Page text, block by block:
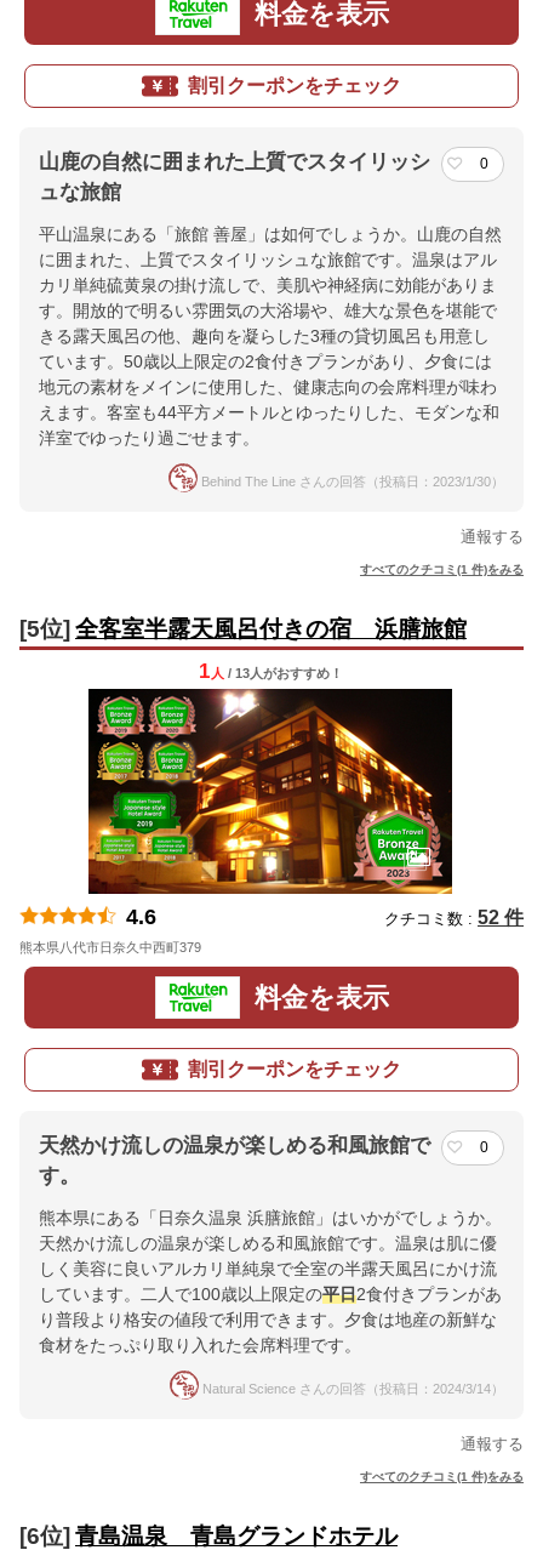
料金を表示
割引クーポンをチェック
山鹿の自然に囲まれた上質でスタイリッシ
ュな旅館
0
平山温泉にある「旅館 善屋」は如何でしょうか。山鹿の自然
に囲まれた、上質でスタイリッシュな旅館です。温泉はアル
カリ単純硫黄泉の掛け流しで、美肌や神経病に効能がありま
す。開放的で明るい雰囲気の大浴場や、雄大な景色を堪能で
きる露天風呂の他、趣向を凝らした3種の貸切風呂も用意し
ています。50歳以上限定の2食付きプランがあり、夕食には
地元の素材をメインに使用した、健康志向の会席料理が味わ
えます。客室も44平方メートルとゆったりした、モダンな和
洋室でゆったり過ごせます。
Behind The Line さんの回答（投稿日：2023/1/30）
通報する
すべてのクチコミ(1 件)をみる
[5位] 全客室半露天風呂付きの宿 浜膳旅館
1 人 / 13人がおすすめ！
4.6 クチコミ数 : 52 件
熊本県八代市日奈久中西町379
料金を表示
割引クーポンをチェック
天然かけ流しの温泉が楽しめる和風旅館で
す。
0
熊本県にある「日奈久温泉 浜膳旅館」はいかがでしょうか。
天然かけ流しの温泉が楽しめる和風旅館です。温泉は肌に優
しく美容に良いアルカリ単純泉で全室の半露天風呂にかけ流
しています。二人で100歳以上限定の平日2食付きプランがあ
り普段より格安の値段で利用できます。夕食は地産の新鮮な
食材をたっぷり取り入れた会席料理です。
Natural Science さんの回答（投稿日：2024/3/14）
通報する
すべてのクチコミ(1 件)をみる
[6位] 青島温泉 青島グランドホテル